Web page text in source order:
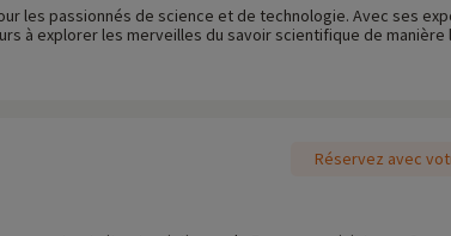
les passionnés de science et de technologie. Avec ses
à explorer les merveilles du savoir scientifique de manière
Réservez avec